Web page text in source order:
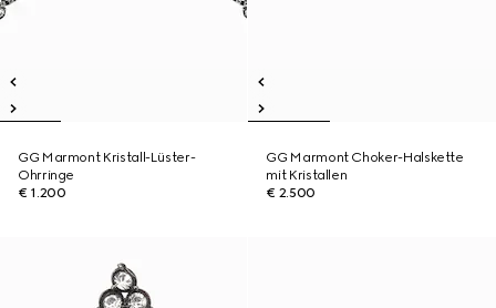
GG Marmont Kristall-Lüster-
Ohrringe
€ 1.200
GG Marmont Choker-Halskette
mit Kristallen
€ 2.500